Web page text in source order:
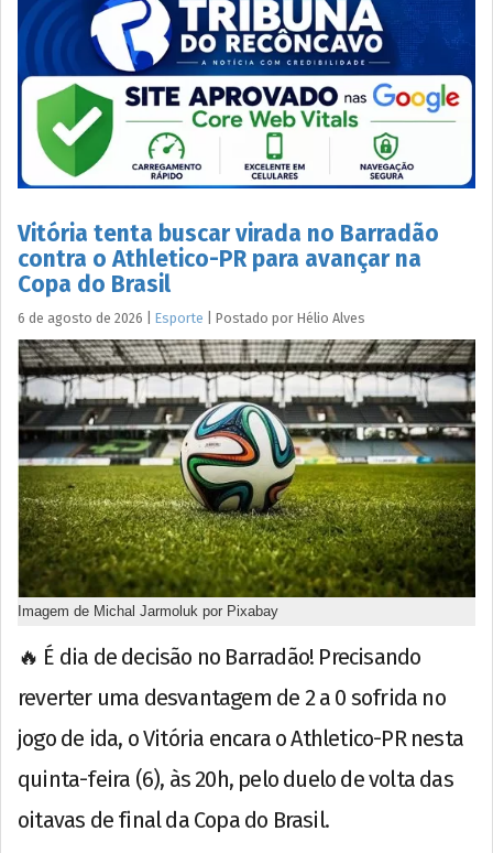
Vitória tenta buscar virada no Barradão
contra o Athletico-PR para avançar na
Copa do Brasil
6 de agosto de 2026 Esporte Postado por Hélio Alves
Imagem de Michal Jarmoluk por Pixabay
🔥 É dia de decisão no Barradão! Precisando
reverter uma desvantagem de 2 a 0 sofrida no
jogo de ida, o Vitória encara o Athletico-PR nesta
quinta-feira (6), às 20h, pelo duelo de volta das
oitavas de final da Copa do Brasil.